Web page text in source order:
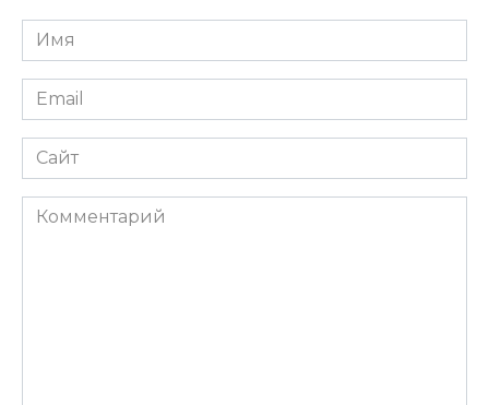
Имя
Email
Сайт
Комментарий